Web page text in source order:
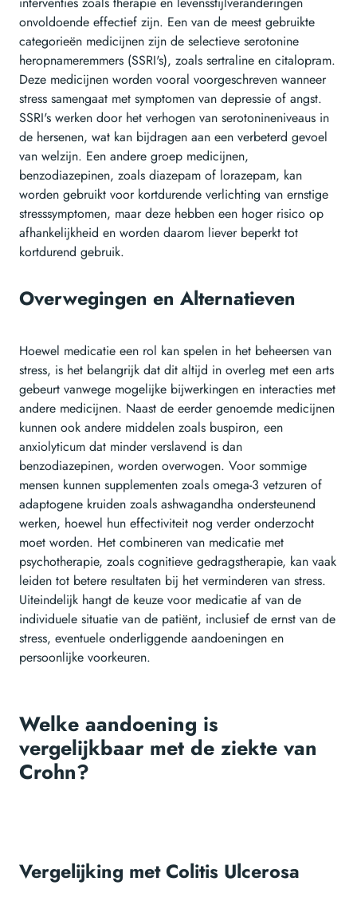
onvoldoende effectief zijn. Een van de meest gebruikte
categorieën medicijnen zijn de selectieve serotonine
heropnameremmers (SSRI's), zoals sertraline en citalopram.
Deze medicijnen worden vooral voorgeschreven wanneer
stress samengaat met symptomen van depressie of angst.
SSRI's werken door het verhogen van serotonineniveaus in
de hersenen, wat kan bijdragen aan een verbeterd gevoel
van welzijn. Een andere groep medicijnen,
benzodiazepinen, zoals diazepam of lorazepam, kan
worden gebruikt voor kortdurende verlichting van ernstige
stresssymptomen, maar deze hebben een hoger risico op
afhankelijkheid en worden daarom liever beperkt tot
kortdurend gebruik.
Overwegingen en Alternatieven
Hoewel medicatie een rol kan spelen in het beheersen van
stress, is het belangrijk dat dit altijd in overleg met een arts
gebeurt vanwege mogelijke bijwerkingen en interacties met
andere medicijnen. Naast de eerder genoemde medicijnen
kunnen ook andere middelen zoals buspiron, een
anxiolyticum dat minder verslavend is dan
benzodiazepinen, worden overwogen. Voor sommige
mensen kunnen supplementen zoals omega-3 vetzuren of
adaptogene kruiden zoals ashwagandha ondersteunend
werken, hoewel hun effectiviteit nog verder onderzocht
moet worden. Het combineren van medicatie met
psychotherapie, zoals cognitieve gedragstherapie, kan vaak
leiden tot betere resultaten bij het verminderen van stress.
Uiteindelijk hangt de keuze voor medicatie af van de
individuele situatie van de patiënt, inclusief de ernst van de
stress, eventuele onderliggende aandoeningen en
persoonlijke voorkeuren.
Welke aandoening is
vergelijkbaar met de ziekte van
Crohn?
Vergelijking met Colitis Ulcerosa